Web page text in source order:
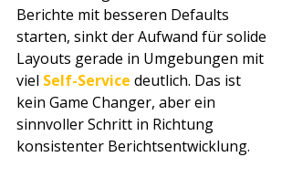
Berichte mit besseren Defaults
starten, sinkt der Aufwand für solide
Layouts gerade in Umgebungen mit
viel Self-Service deutlich. Das ist
kein Game Changer, aber ein
sinnvoller Schritt in Richtung
konsistenter Berichtsentwicklung.